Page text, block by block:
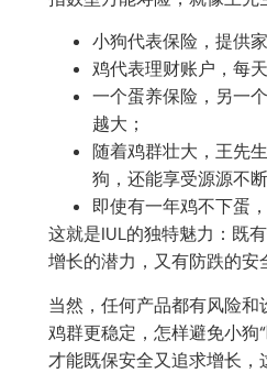
小狗代表保险，提供
鸡代表理财账户，每
一个蛋养保险，另一
越大；
随着鸡群壮大，王先
狗，还能享受源源不
即使有一年鸡不下蛋
这就是IUL的独特魅力：既
增长的潜力，又有防跌的安
当然，任何产品都有风险
鸡群更稳定，怎样避免小狗
才能既保安全又追求增长，